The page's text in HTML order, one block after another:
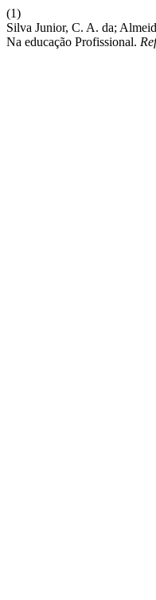
(1)
Silva Junior, C. A. da;
Na educação Profissional.